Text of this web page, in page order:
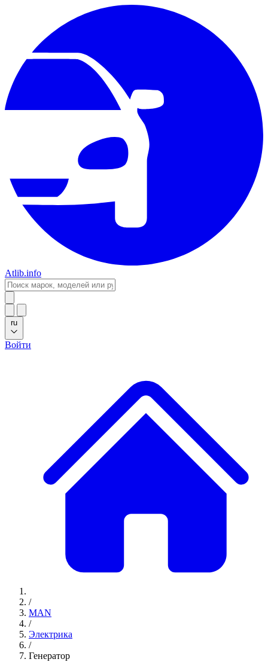
Atlib.info
ru
Войти
/
MAN
/
Электрика
/
Генератор